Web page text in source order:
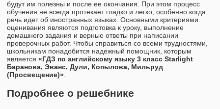
будут им полезны и после ее окончания. При этом процесс
обучения не всегда протекает гладко и легко, особенно когда
речь идет об иностранных языках. Основными критериями
оценивания являются подготовка к уроку, выполнение
домашнего задания и верные ответы при написании
проверочных работ. Чтобы справиться со всеми трудностями,
школьникам понадобится надежный помощник, которым
является «ГДЗ по английскому языку 3 класс Starlight
Баранова, Эванс, Дули, Копылова, Мильруд
(Просвещение)».
Подробнее о решебнике